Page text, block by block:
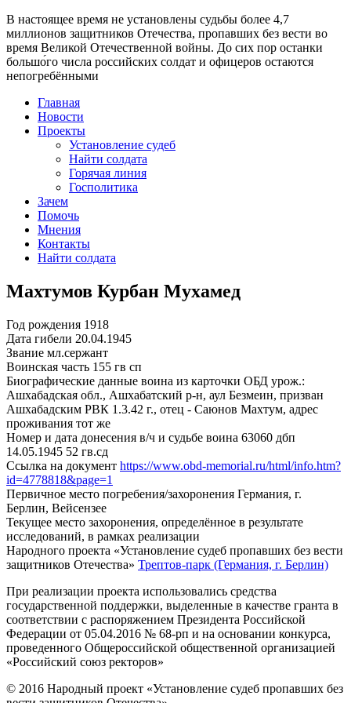
В настоящее время не установлены судьбы более 4,7
миллионов защитников Отечества, пропавших без вести во
время Великой Отечественной войны. До сих пор останки
большо́го числа российских солдат и офицеров остаются
непогребёнными
Главная
Новости
Проекты
Установление судеб
Найти солдата
Горячая линия
Госполитика
Зачем
Помочь
Мнения
Контакты
Найти солдата
Махтумов Курбан Мухамед
Год рождения 1918
Дата гибели 20.04.1945
Звание мл.сержант
Воинская часть 155 гв сп
Биографические данные воина из карточки ОБД урож.:
Ашхабадская обл., Ашхабатский р-н, аул Безмеин, призван
Ашхабадским РВК 1.3.42 г., отец - Саюнов Махтум, адрес
проживания тот же
Номер и дата донесения в/ч и судьбе воина 63060 дбп
14.05.1945 52 гв.сд
Ссылка на документ https://www.obd-memorial.ru/html/info.htm?
id=4778818&page=1
Первичное место погребения/захоронения Германия, г.
Берлин, Вейсензее
Текущее место захоронения, определённое в результате
исследований, в рамках реализации
Народного проекта «Установление судеб пропавших без вести
защитников Отечества» Трептов-парк (Германия, г. Берлин)
При реализации проекта использовались средства
государственной поддержки, выделенные в качестве гранта в
соответствии с распоряжением Президента Российской
Федерации от 05.04.2016 № 68-рп и на основании конкурса,
проведенного Общероссийской общественной организацией
«Российский союз ректоров»
© 2016 Народный проект «Установление судеб пропавших без